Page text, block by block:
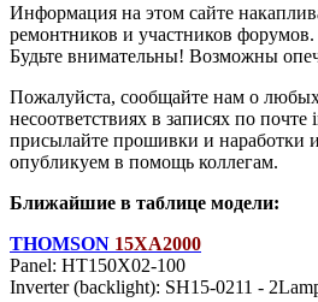
Информация на этом сайте
ремонтников и участников форумов.
Будьте внимательны! Возможны
Пожалуйста, сообщайте нам о
несоответствиях в записях по почте
присылайте прошивки и наработки
опубликуем в помощь коллегам.
Ближайшие в таблице модели:
THOMSON 15XA2000
Panel: HT150X02-100
Inverter (backlight): SH15-0211 -